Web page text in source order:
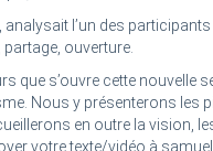
analysait l’un des
ouverture.
que s’ouvre cette nouvelle
Nous y présenterons les
en outre la vision,
votre texte/vidéo à